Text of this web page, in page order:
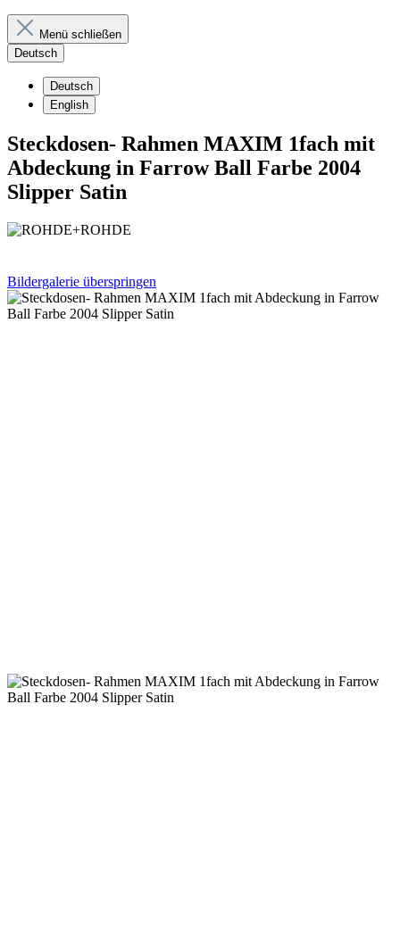
Menü schließen
Deutsch
Deutsch
English
Steckdosen- Rahmen MAXIM 1fach mit
Abdeckung in Farrow Ball Farbe 2004
Slipper Satin
Bildergalerie überspringen